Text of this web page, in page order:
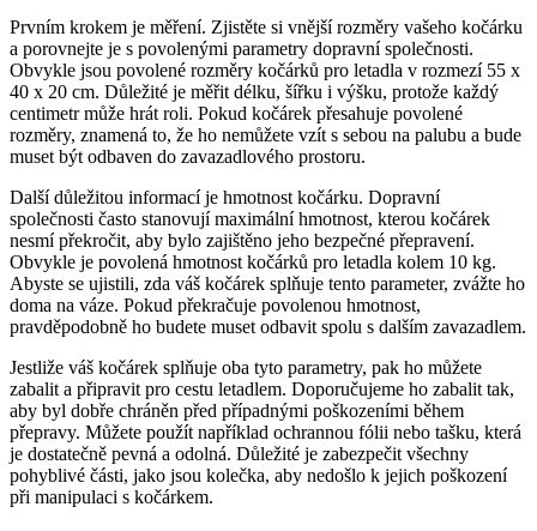
Prvním krokem je měření. Zjistěte si vnější rozměry vašeho kočárku
a porovnejte je s povolenými parametry dopravní společnosti.
Obvykle jsou povolené rozměry kočárků pro letadla v rozmezí 55 x
40 x 20 cm. Důležité je měřit délku, šířku i výšku, protože každý
centimetr může hrát roli. Pokud kočárek přesahuje povolené
rozměry, znamená to, že ho nemůžete vzít s sebou na palubu a bude
muset být odbaven do zavazadlového prostoru.
Další důležitou informací je hmotnost kočárku. Dopravní
společnosti často stanovují maximální hmotnost, kterou kočárek
nesmí překročit, aby bylo zajištěno jeho bezpečné přepravení.
Obvykle je povolená hmotnost kočárků pro letadla kolem 10 kg.
Abyste se ujistili, zda váš kočárek splňuje tento parameter, zvážte ho
doma na váze. Pokud překračuje povolenou hmotnost,
pravděpodobně ho budete muset odbavit spolu s dalším zavazadlem.
Jestliže váš kočárek splňuje oba tyto parametry, pak ho můžete
zabalit a připravit pro cestu letadlem. Doporučujeme ho zabalit tak,
aby byl dobře chráněn před případnými poškozeními během
přepravy. Můžete použít například ochrannou fólii nebo tašku, která
je dostatečně pevná a odolná. Důležité je zabezpečit všechny
pohyblivé části, jako jsou kolečka, aby nedošlo k jejich poškození
při manipulaci s kočárkem.